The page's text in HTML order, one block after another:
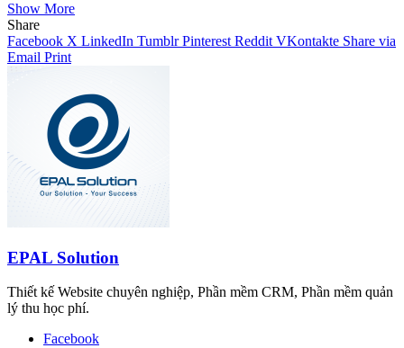
Show More
Share
Facebook X LinkedIn Tumblr Pinterest Reddit VKontakte Share via
Email Print
EPAL Solution
Thiết kế Website chuyên nghiệp, Phần mềm CRM, Phần mềm quản
lý thu học phí.
Facebook